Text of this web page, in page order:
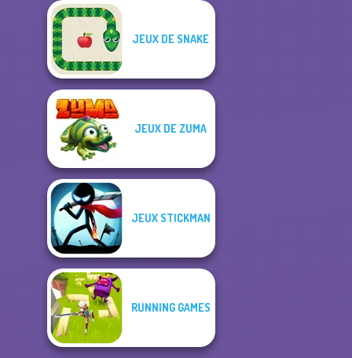
JEUX DE SNAKE
JEUX DE ZUMA
JEUX STICKMAN
RUNNING GAMES